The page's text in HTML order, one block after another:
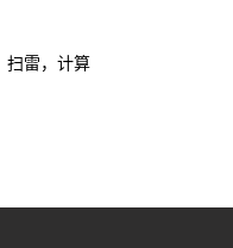
扫雷，计算